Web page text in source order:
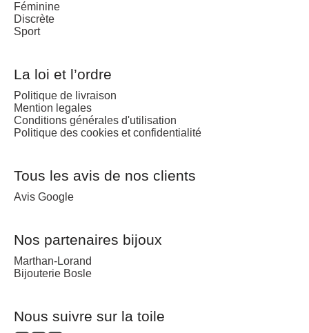
Féminine
Discrète
Sport
La loi et l’ordre
Politique de livraison
Mention legales
Conditions générales d'utilisation
Politique des cookies et confidentialité
Tous les avis de nos clients
Avis Google
Nos partenaires bijoux
Marthan-Lorand
Bijouterie Bosle
Nous suivre sur la toile